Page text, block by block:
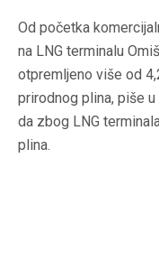
Od početka
na LNG terminalu
otpremljeno više od
prirodnog plina, piše
da zbog LNG
plina.